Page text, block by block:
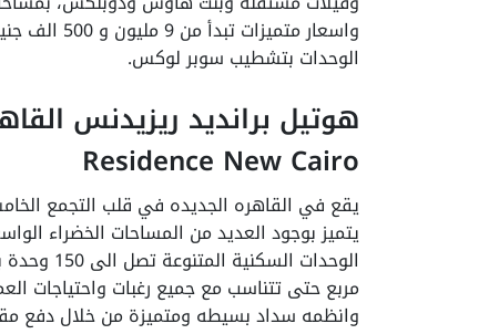
الوحدات بتشطيب سوبر لوكس.
Residence New Cairo
يقع في القاهره الجديده في قلب التجمع
يتميز بوجود العديد من المساحات الخضراء
وانظمه سداد بسيطه ومتميزة من خلال دفع مقدم 5% وتقسيط باقي المبلغ على 5